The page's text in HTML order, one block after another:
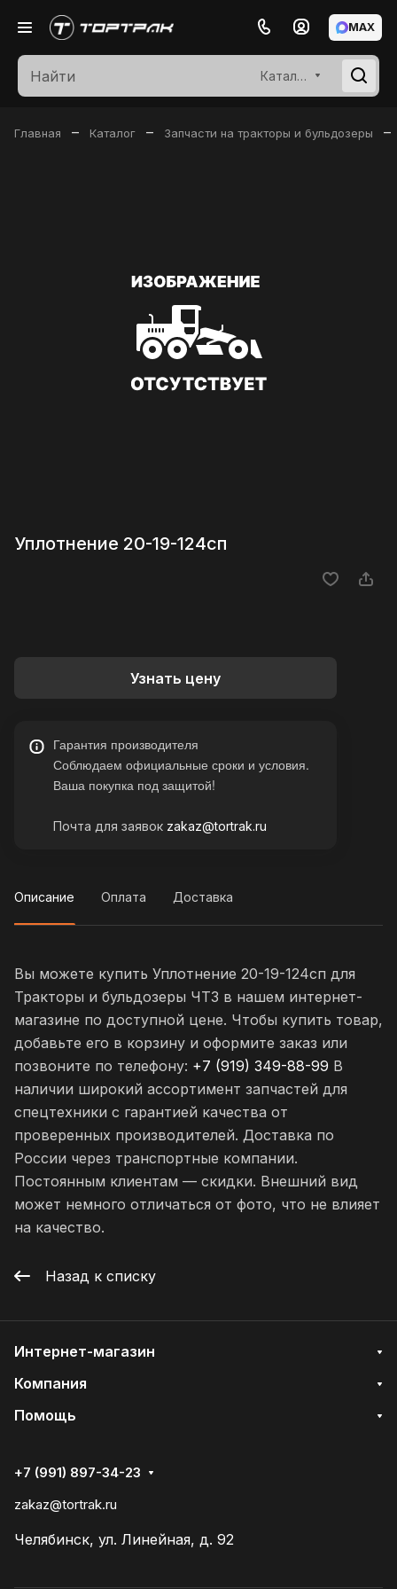
Каталог
MAX
Главная – Каталог – Запчасти на тракторы и бульдозеры –
Уплотнение 20-19-124сп
Узнать цену
Гарантия производителя
Соблюдаем официальные сроки и условия.
Ваша покупка под защитой!
Почта для заявок zakaz@tortrak.ru
Описание Оплата Доставка
Вы можете купить Уплотнение 20-19-124сп для
Тракторы и бульдозеры ЧТЗ в нашем интернет-
магазине по доступной цене. Чтобы купить товар,
добавьте его в корзину и оформите заказ или
позвоните по телефону: +7 (919) 349-88-99 В
наличии широкий ассортимент запчастей для
спецтехники с гарантией качества от
проверенных производителей. Доставка по
России через транспортные компании.
Постоянным клиентам — скидки. Внешний вид
может немного отличаться от фото, что не влияет
на качество.
Назад к списку
Интернет-магазин
Компания
Помощь
+7 (991) 897-34-23
zakaz@tortrak.ru
Челябинск, ул. Линейная, д. 92